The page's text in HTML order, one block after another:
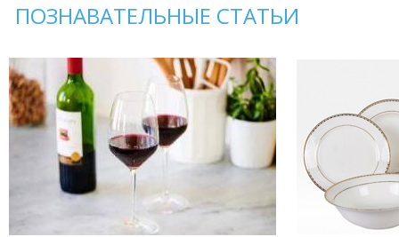
ПОЗНАВАТЕЛЬНЫЕ СТАТЬИ